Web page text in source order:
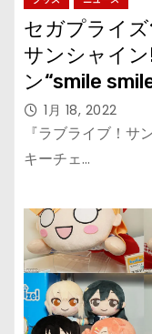
セガプライズ
サンシャイ
ン“smile
三月八日
1月 18, 2022
『ラブライブ！
キーチェ…